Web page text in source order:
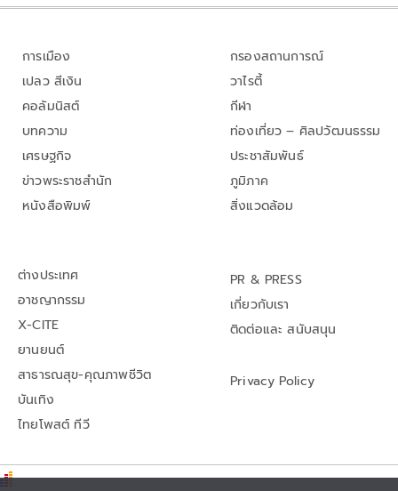
การเมือง
เปลว สีเงิน
คอลัมนิสต์
บทความ
เศรษฐกิจ
ข่าวพระราชสำนัก
หนังสือพิมพ์
กรองสถานการณ์
วาไรตี้
กีฬา
ท่องเที่ยว – ศิลปวัฒนธรรม
ประชาสัมพันธ์
ภูมิภาค
สิ่งแวดล้อม
ต่างประเทศ
อาชญากรรม
X-CITE
ยานยนต์
สาธารณสุข-คุณภาพชีวิต
บันเทิง
ไทยโพสต์ ทีวี
PR & PRESS
เกี่ยวกับเรา
ติดต่อและ สนับสนุน
Privacy Policy